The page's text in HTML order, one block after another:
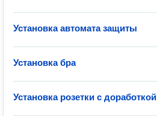
Установка автомата защиты
Установка бра
Установка розетки с доработкой